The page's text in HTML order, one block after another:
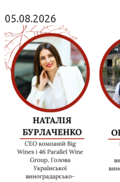
05.08.2026